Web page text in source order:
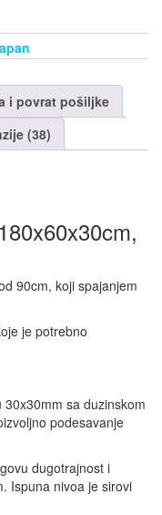
i povrat pošiljke
(38)
90cm, koji spajanjem
je potrebno
sa duzinskom
podesavanje
dugotrajnost i
Ispuna nivoa je sirovi